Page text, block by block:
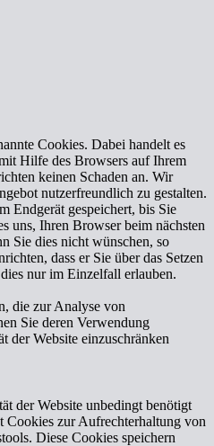
Cookies. Dabei handelt es
Hilfe des Browsers auf Ihrem
keinen Schaden an. Wir
nutzerfreundlich zu gestalten.
Endgerät gespeichert, bis Sie
uns, Ihren Browser beim nächsten
Sie dies nicht wünschen, so
dass er Sie über das Setzen
nur im Einzelfall erlauben.
die zur Analyse von
Sie deren Verwendung
der Website einzuschränken
der Website unbedingt benötigt
Cookies zur Aufrechterhaltung von
Diese Cookies speichern